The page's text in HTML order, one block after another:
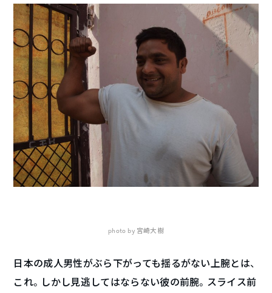
photo by 宮崎大樹
日本の成人男性がぶら下がっても揺るがない上腕とは、
これ。しかし見逃してはならない彼の前腕。スライス前